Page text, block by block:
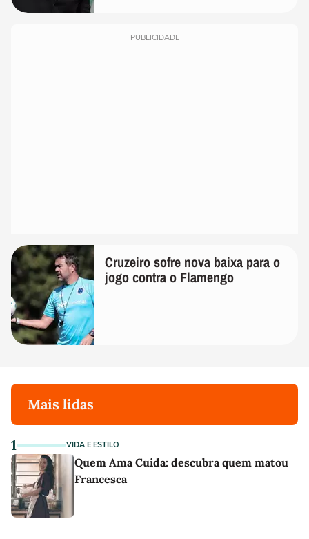
PUBLICIDADE
Cruzeiro sofre nova baixa para o
jogo contra o Flamengo
Mais lidas
1 VIDA E ESTILO
Quem Ama Cuida: descubra quem matou
Francesca